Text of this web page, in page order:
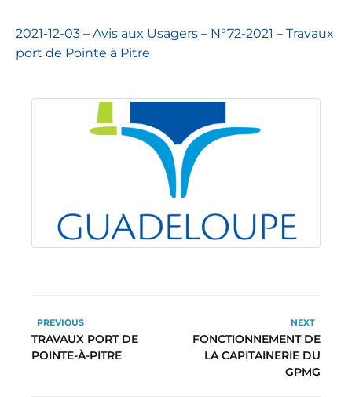
2021-12-03 – Avis aux Usagers – N°72-2021 – Travaux
port de Pointe à Pitre
PREVIOUS
TRAVAUX PORT DE
POINTE-À-PITRE
NEXT
FONCTIONNEMENT DE
LA CAPITAINERIE DU
GPMG